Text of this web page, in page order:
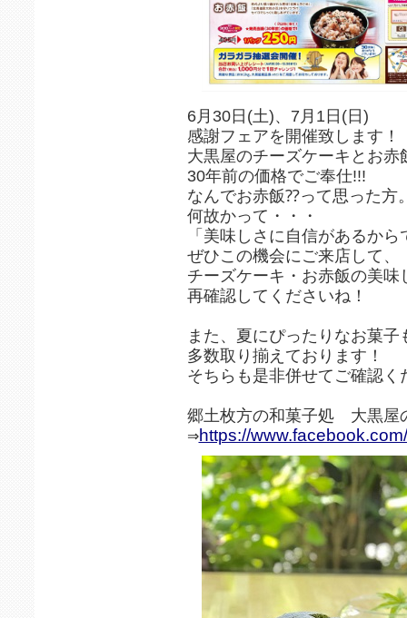
6月30日(土)、7月1日(日)
感謝フェアを開催致します！
大黒屋のチーズケーキとお赤
30年前の価格でご奉仕!!!
なんでお赤飯⁇って思った方
何故かって・・・
「美味しさに自信があるから
ぜひこの機会にご来店して、
チーズケーキ・お赤飯の美味
再確認してくださいね！
また、夏にぴったりなお菓子
多数取り揃えております！
そちらも是非併せてご確認く
郷土枚方の和菓子処 大黒屋
⇒https://